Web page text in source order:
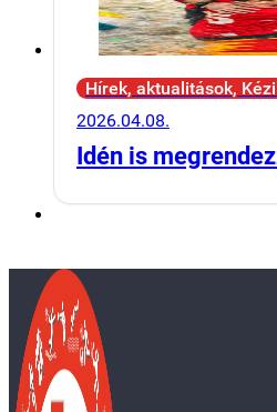
Hírek, aktualitások,
2026.04.08.
Idén is